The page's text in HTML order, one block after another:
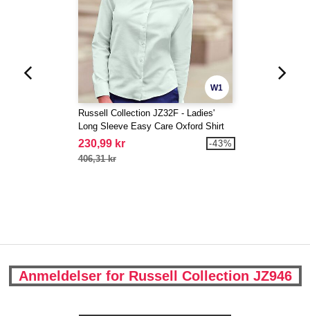
W1
Russell Collection JZ32F - Ladies'
Long Sleeve Easy Care Oxford Shirt
230,99 kr
406,31 kr
-43%
Anmeldelser for Russell Collection JZ946